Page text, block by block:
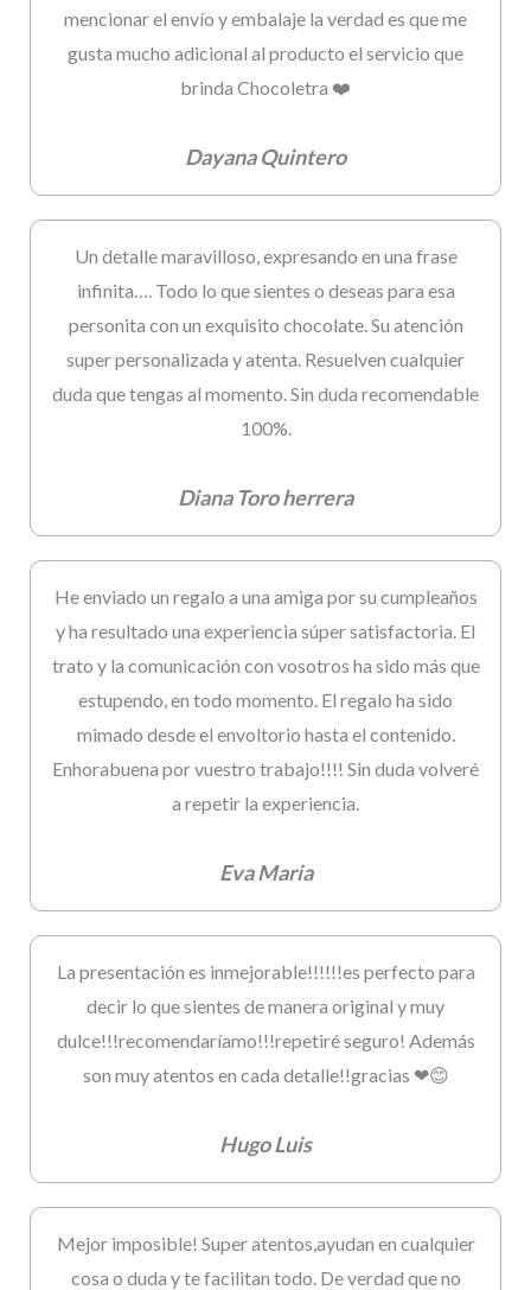
mencionar el envío y embalaje la verdad es que me
gusta mucho adicional al producto el servicio que
brinda Chocoletra ❤️
Dayana Quintero
Un detalle maravilloso, expresando en una frase
infinita…. Todo lo que sientes o deseas para esa
personita con un exquisito chocolate. Su atención
super personalizada y atenta. Resuelven cualquier
duda que tengas al momento. Sin duda recomendable
100%.
Diana Toro herrera
He enviado un regalo a una amiga por su cumpleaños
y ha resultado una experiencia súper satisfactoria. El
trato y la comunicación con vosotros ha sido más que
estupendo, en todo momento. El regalo ha sido
mimado desde el envoltorio hasta el contenido.
Enhorabuena por vuestro trabajo!!!! Sin duda volveré
a repetir la experiencia.
Eva Maria
La presentación es inmejorable!!!!!!es perfecto para
decir lo que sientes de manera original y muy
dulce!!!recomendaríamo!!!repetiré seguro! Además
son muy atentos en cada detalle!!gracias ❤😊
Hugo Luis
Mejor imposible! Super atentos,ayudan en cualquier
cosa o duda y te facilitan todo. De verdad que no